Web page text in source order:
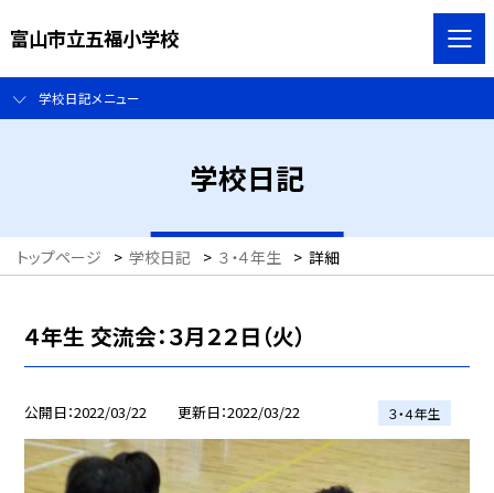
富山市立五福小学校
学校日記メニュー
学校日記
トップページ > 学校日記 > ３・４年生 > 詳細
４年生 交流会：３月２２日（火）
公開日 2022/03/22 更新日 2022/03/22 ３・４年生